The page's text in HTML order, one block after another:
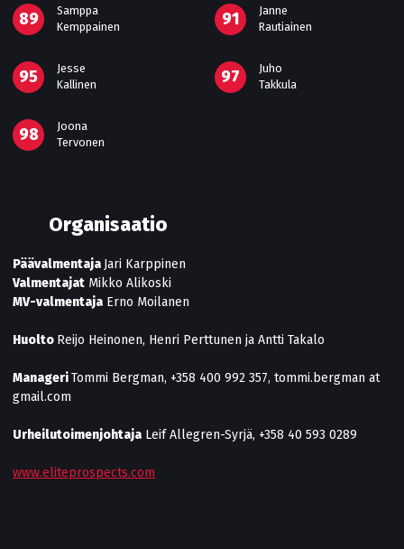
89
Samppa
Kemppainen
91
Janne
Rautiainen
95
Jesse
Kallinen
97
Juho
Takkula
98
Joona
Tervonen
Organisaatio
Päävalmentaja Jari Karppinen
Valmentajat Mikko Alikoski
MV-valmentaja Erno Moilanen
Huolto Reijo Heinonen, Henri Perttunen ja Antti Takalo
ManageriTommi Bergman, +358 400 992 357, tommi.bergman at
gmail.com
Urheilutoimenjohtaja Leif Allegren-Syrjä, +358 40 593 0289
www.eliteprospects.com